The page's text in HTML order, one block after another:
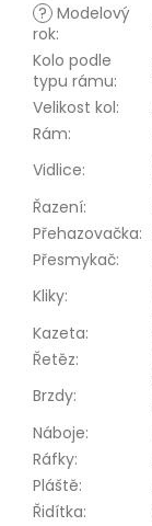
? Modelový
rok:
Kolo podle
typu rámu:
Velikost kol:
Rám:
Vidlice:
Řazení:
Přehazovačka:
Přesmykač:
Kliky:
Kazeta:
Řetěz:
Brzdy:
Náboje:
Ráfky:
Pláště:
Řidítka: